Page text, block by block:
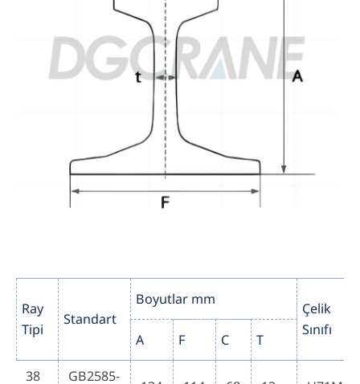
Ray
Tipi
Standart
Boyutlar mm
Çelik
Sınıfı
A F C T
38
GB2585-